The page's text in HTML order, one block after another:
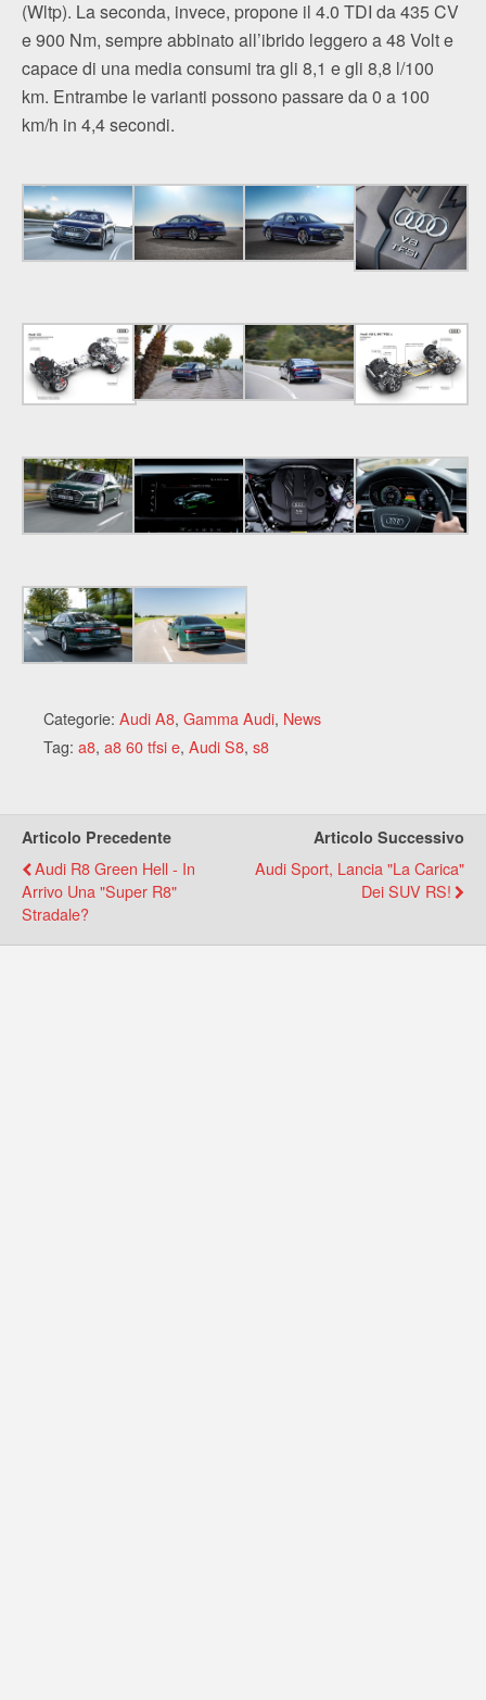
(Wltp). La seconda, invece, propone il 4.0 TDI da 435 CV
e 900 Nm, sempre abbinato all’ibrido leggero a 48 Volt e
capace di una media consumi tra gli 8,1 e gli 8,8 l/100
km. Entrambe le varianti possono passare da 0 a 100
km/h in 4,4 secondi.
Categorie: Audi A8, Gamma Audi, News
Tag: a8, a8 60 tfsi e, Audi S8, s8
Articolo Precedente
Audi R8 Green Hell - In
Arrivo Una "Super R8"
Stradale?
Articolo Successivo
Audi Sport, Lancia "la Carica"
Dei SUV RS!